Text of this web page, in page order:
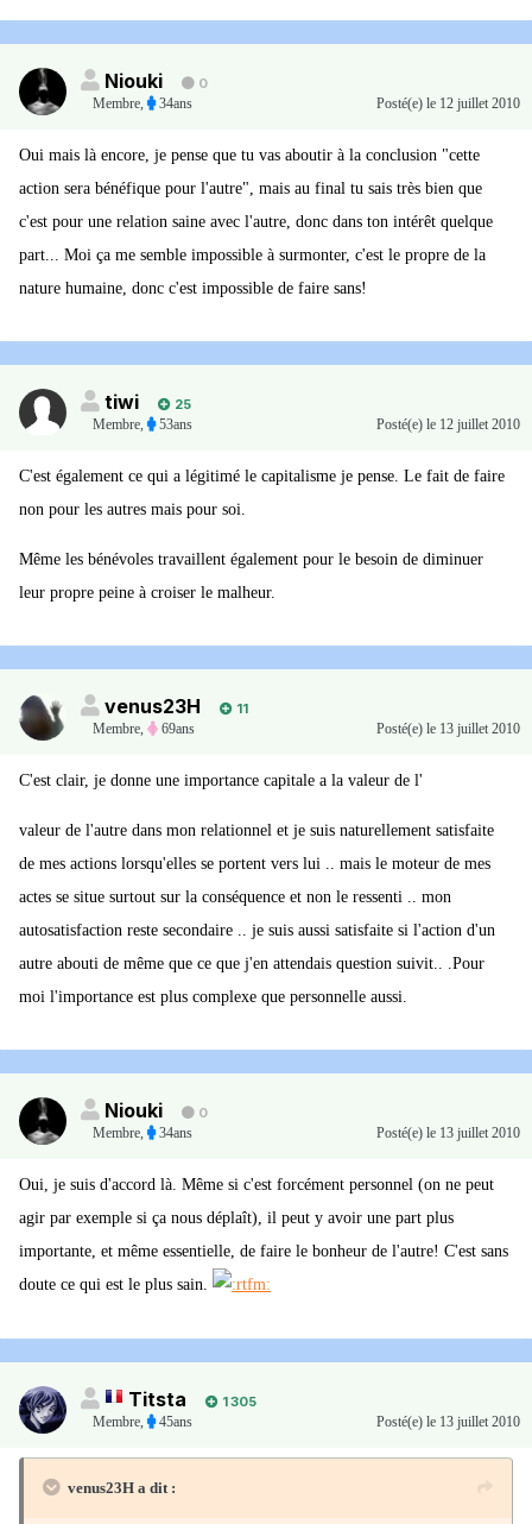
Niouki
0
Membre
34ans Posté(e) le 12 juillet 2010
Oui mais là encore, je pense que tu vas aboutir à la conclusion "cette
action sera bénéfique pour l'autre", mais au final tu sais très bien que
c'est pour une relation saine avec l'autre, donc dans ton intérêt quelque
part... Moi ça me semble impossible à surmonter, c'est le propre de la
nature humaine, donc c'est impossible de faire sans!
tiwi
25
Membre
53ans Posté(e) le 12 juillet 2010
C'est également ce qui a légitimé le capitalisme je pense. Le fait de faire
non pour les autres mais pour soi.
Même les bénévoles travaillent également pour le besoin de diminuer
leur propre peine à croiser le malheur.
venus23H
11
Membre
69ans Posté(e) le 13 juillet 2010
C'est clair, je donne une importance capitale a la valeur de l'
valeur de l'autre dans mon relationnel et je suis naturellement satisfaite
de mes actions lorsqu'elles se portent vers lui .. mais le moteur de mes
actes se situe surtout sur la conséquence et non le ressenti .. mon
autosatisfaction reste secondaire .. je suis aussi satisfaite si l'action d'un
autre abouti de même que ce que j'en attendais question suivit.. .Pour
moi l'importance est plus complexe que personnelle aussi.
Niouki
0
Membre
34ans Posté(e) le 13 juillet 2010
Oui, je suis d'accord là. Même si c'est forcément personnel (on ne peut
agir par exemple si ça nous déplaît), il peut y avoir une part plus
importante, et même essentielle, de faire le bonheur de l'autre! C'est sans
doute ce qui est le plus sain.
Titsta
1 305
Membre
45ans Posté(e) le 13 juillet 2010
venus23H a dit :